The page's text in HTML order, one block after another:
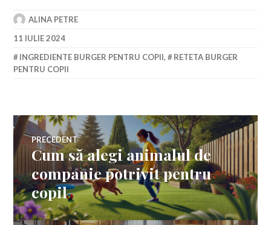
ALINA PETRE
11 IULIE 2024
INGREDIENTE BURGER PENTRU COPII,
RETETA BURGER
PENTRU COPII
Navigare
în
articole
PRECEDENT
Articolul
anterior:
Cum să alegi animalul de
companie potrivit pentru
copil